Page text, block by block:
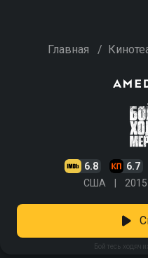
Главная /
6.8 6.7
США
Бойтесь